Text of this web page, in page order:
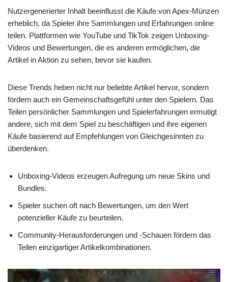
Nutzergenerierter Inhalt beeinflusst die Käufe von Apex-Münzen
erheblich, da Spieler ihre Sammlungen und Erfahrungen online
teilen. Plattformen wie YouTube und TikTok zeigen Unboxing-
Videos und Bewertungen, die es anderen ermöglichen, die
Artikel in Aktion zu sehen, bevor sie kaufen.
Diese Trends heben nicht nur beliebte Artikel hervor, sondern
fördern auch ein Gemeinschaftsgefühl unter den Spielern. Das
Teilen persönlicher Sammlungen und Spielerfahrungen ermutigt
andere, sich mit dem Spiel zu beschäftigen und ihre eigenen
Käufe basierend auf Empfehlungen von Gleichgesinnten zu
überdenken.
Unboxing-Videos erzeugen Aufregung um neue Skins und
Bundles.
Spieler suchen oft nach Bewertungen, um den Wert
potenzieller Käufe zu beurteilen.
Community-Herausforderungen und -Schauen fördern das
Teilen einzigartiger Artikelkombinationen.